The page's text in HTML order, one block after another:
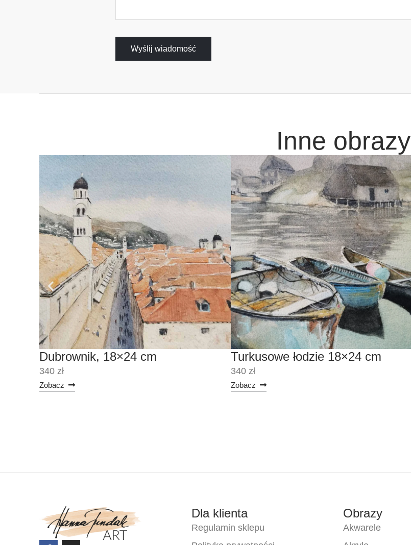
Wyślij wiadomość
Inne obrazy
Dubrownik, 18×24 cm
340 zł
Zobacz
Turkusowe łodzie 18×24 cm
340 zł
Zobacz
Dla klienta
Regulamin sklepu
Obrazy
Akwarele